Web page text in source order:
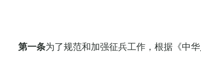
第一条为了规范和加强征兵工作，根据《中